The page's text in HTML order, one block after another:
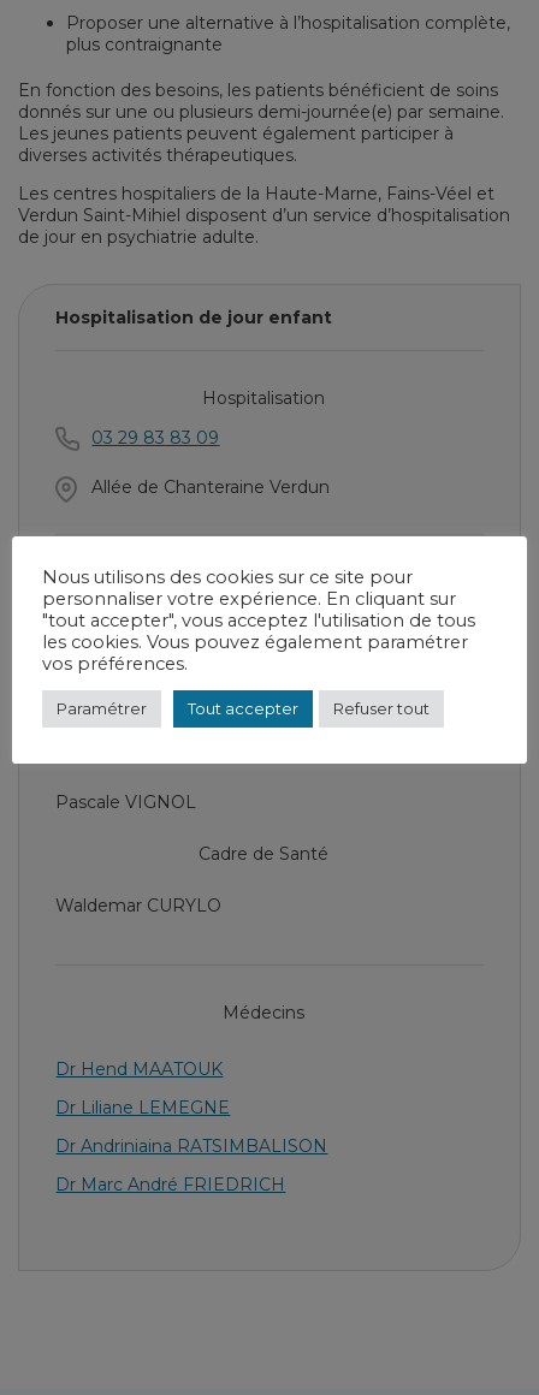
Proposer une alternative à l’hospitalisation complète,
plus contraignante
En fonction des besoins, les patients bénéficient de soins
donnés sur une ou plusieurs demi-journée(e) par semaine.
Les jeunes patients peuvent également participer à
diverses activités thérapeutiques.
Les centres hospitaliers de la Haute-Marne, Fains-Véel et
Verdun Saint-Mihiel disposent d’un service d’hospitalisation
de jour en psychiatrie adulte.
Hospitalisation de jour enfant
Hospitalisation
03 29 83 83 09
Allée de Chanteraine Verdun
Chef de service
Dr Andriniaina RATSIMBALISON
Pascale VIGNOL
Cadre de Santé
Waldemar CURYLO
Médecins
Dr Hend MAATOUK
Dr Liliane LEMEGNE
Dr Andriniaina RATSIMBALISON
Dr Marc André FRIEDRICH
Nous utilisons des cookies sur ce site pour
personnaliser votre expérience. En cliquant sur
"tout accepter", vous acceptez l'utilisation de tous
les cookies. Vous pouvez également paramétrer
vos préférences.
Paramétrer Tout accepter Refuser tout